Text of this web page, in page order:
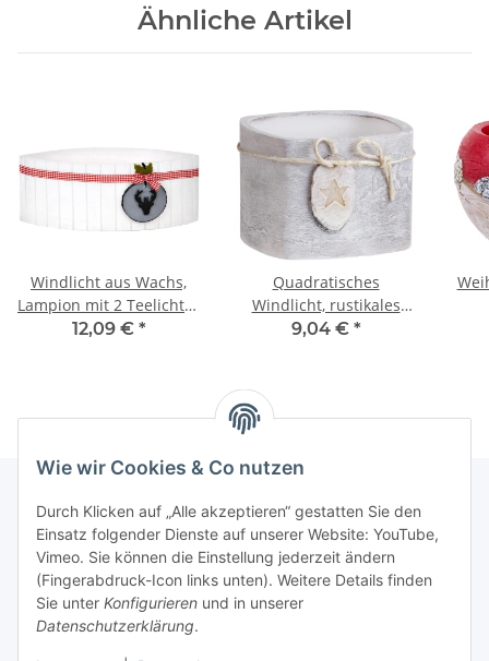
Wie wir Cookies & Co nutzen
Durch Klicken auf „Alle akzeptieren“ gestatten Sie den
Einsatz folgender Dienste auf unserer Website: YouTube,
Vimeo. Sie können die Einstellung jederzeit ändern
(Fingerabdruck-Icon links unten). Weitere Details finden
Sie unter Konfigurieren und in unserer
Datenschutzerklärung.
Ähnliche Artikel
Windlicht aus Wachs,
Lampion mit 2 Teelichter
zu Weihnachten
12,09 € *
Quadratisches
Windlicht, rustikales
Design, jahrelang
9,04 € *
Informationen
Gesetzliche Informationen